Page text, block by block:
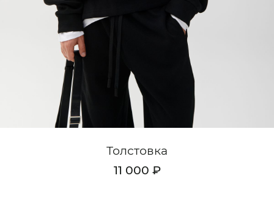
Толстовка
11 000 ₽
Кардиганы
Комплекты
Лонгсливы
Рубашки